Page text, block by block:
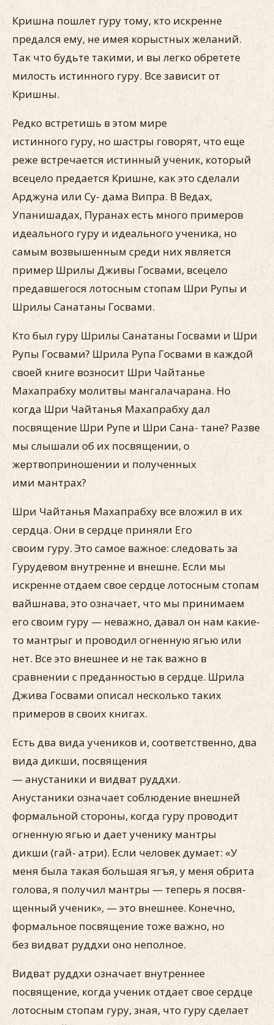
Кришна пошлет гуру тому, кто искренне
предался ему, не имея корыстных желаний.
Так что будьте такими, и вы легко обретете
милость истинного гуру. Все зависит от
Кришны.
Редко встретишь в этом мире
истинного гуру, но шастры говорят, что еще
реже встречается истинный ученик, который
всецело предается Кришне, как это сделали
Арджуна или Су- дама Випра. В Ведах,
Упанишадах, Пуранах есть много приме­ров
идеального гуру и идеального ученика, но
самым возвы­шенным среди них является
пример Шрилы Дживы Госвами, всецело
предавшегося лотосным стопам Шри Рупы и
Шрилы Санатаны Госвами.
Кто был гуру Шрилы Санатаны Госвами и Шри
Рупы Госва­ми? Шрила Рупа Госвами в каждой
своей книге возносит Шри Чайтанье
Махапрабху молитвы мангалачарана. Но
когда Шри Чайтанья Махапрабху дал
посвящение Шри Рупе и Шри Сана- тане? Разве
мы слышали об их посвящении, о
жертвоприноше­нии и полученных
ими мантрах?
Шри Чайтанья Махапрабху все вложил в их
сердца. Они в сердце приняли Его
своим гуру. Это самое важное: следовать за
Гурудевом внутренне и внешне. Если мы
искренне отдаем свое сердце лотосным стопам
вайшнава, это означает, что мы прини­маем
его своим гуру — неважно, давал он нам какие-
то мантрыг и проводил огненную ягью или
нет. Все это внешнее и не так важно в
сравнении с преданностью в сердце. Шрила
Джива Гос­вами описал несколько таких
примеров в своих книгах.
Есть два вида учеников и, соответственно, два
вида дикши, посвящения
— анустаники и видват руддхи.
Анустаники оз­начает соблюдение внешней
формальной стороны, когда гуру проводит
огненную ягью и дает ученику мантры
дикши (гай- атри). Если человек думает: «У
меня была такая большая ягъя, у меня обрита
голова, я получил мантры — теперь я посвя­
щенный ученик», — это внешнее. Конечно,
формальное посвя­щение тоже важно, но
без видват руддхи оно неполное.
Видват руддхи означает внутреннее
посвящение, когда уче­ник отдает свое сердце
лотосным стопам гуру, зная, что гуру сделает